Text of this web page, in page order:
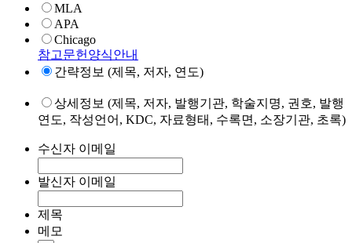
MLA
APA
Chicago
참고문헌양식안내
간략정보 (제목, 저자, 연도)
상세정보 (제목, 저자, 발행기관, 학술지명, 권호, 발행
연도, 작성언어, KDC, 자료형태, 수록면, 소장기관, 초록)
수신자 이메일
발신자 이메일
제목
메모